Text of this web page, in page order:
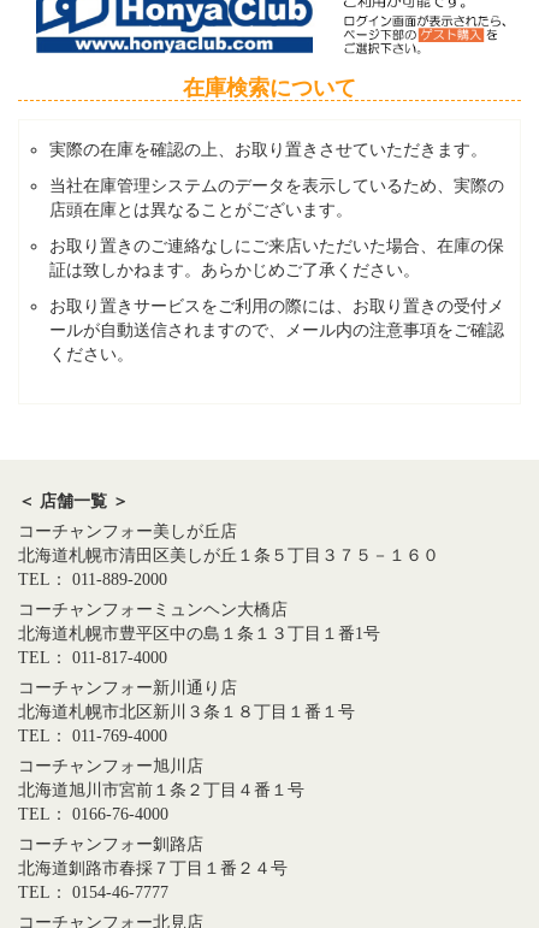
在庫検索について
実際の在庫を確認の上、お取り置きさせていただきます。
当社在庫管理システムのデータを表示しているため、実際の
店頭在庫とは異なることがございます。
お取り置きのご連絡なしにご来店いただいた場合、在庫の保
証は致しかねます。あらかじめご了承ください。
お取り置きサービスをご利用の際には、お取り置きの受付メ
ールが自動送信されますので、メール内の注意事項をご確認
ください。
＜ 店舗一覧 ＞
コーチャンフォー美しが丘店
北海道札幌市清田区美しが丘１条５丁目３７５－１６０
TEL： 011-889-2000
コーチャンフォーミュンヘン大橋店
北海道札幌市豊平区中の島１条１３丁目１番1号
TEL： 011-817-4000
コーチャンフォー新川通り店
北海道札幌市北区新川３条１８丁目１番１号
TEL： 011-769-4000
コーチャンフォー旭川店
北海道旭川市宮前１条２丁目４番１号
TEL： 0166-76-4000
コーチャンフォー釧路店
北海道釧路市春採７丁目１番２４号
TEL： 0154-46-7777
コーチャンフォー北見店